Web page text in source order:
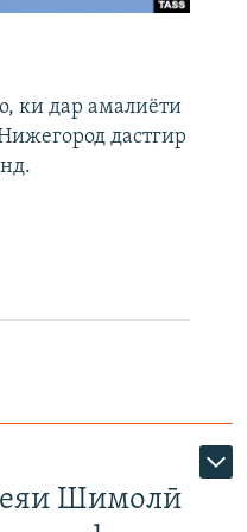
ки дар амалиёти
дастгир
Шимолӣ